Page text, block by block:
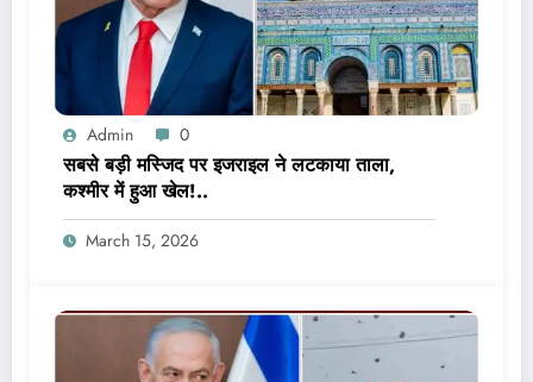
Admin 0
सबसे बड़ी मस्जिद पर इजराइल ने लटकाया ताला,
कश्मीर में हुआ खेल!..
March 15, 2026